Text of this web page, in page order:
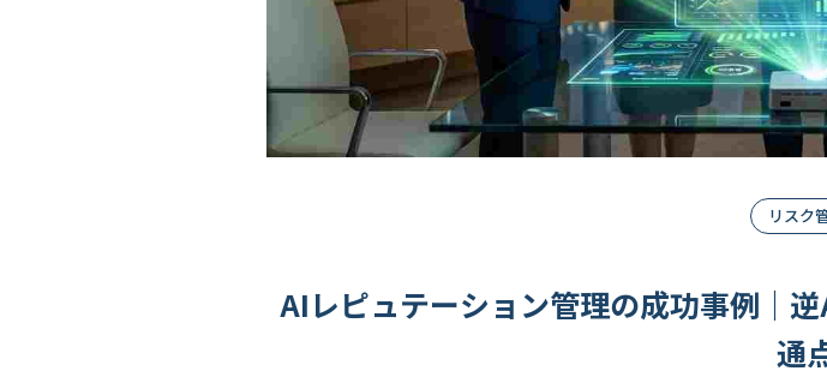
リスク
AIレピュテーション管理の成功事例｜
通